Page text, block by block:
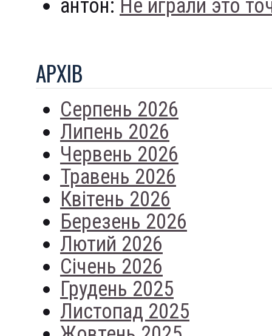
антон: Не играли это
АРХIВ
Серпень 2026
Липень 2026
Червень 2026
Травень 2026
Квітень 2026
Березень 2026
Лютий 2026
Січень 2026
Грудень 2025
Листопад 2025